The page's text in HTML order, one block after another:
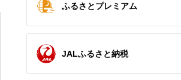
ふるさとプレミアム
JALふるさと納税